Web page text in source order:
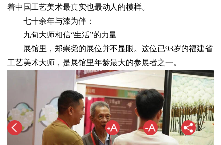
着中国工艺美术最真实也最动人的模样。
七十余年与漆为伴：
九旬大师相信“生活”的力量
展馆里，郑崇尧的展位并不显眼。这位已93岁的福建省
工艺美术大师，是展馆里年龄最大的参展者之一。